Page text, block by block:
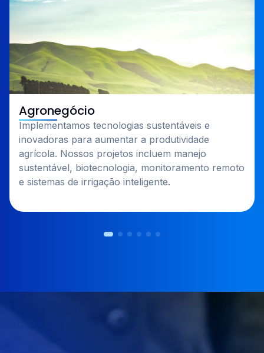
Agronegócio
Implementamos tecnologias sustentáveis e
inovadoras para aumentar a produtividade
agrícola. Nossos projetos incluem manejo
sustentável, biotecnologia, monitoramento remoto
e sistemas de irrigação inteligente.